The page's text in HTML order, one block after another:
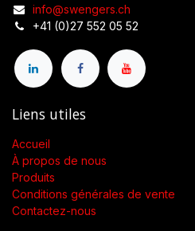
info@swengers.ch
+41 (0)27 552 05 52
Liens utiles
Accueil
À propos de nous
Produits
Conditions générales de vente
Contactez-nous